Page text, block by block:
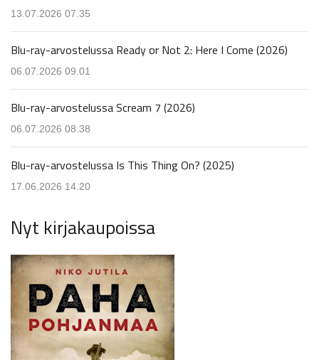
13.07.2026 07.35
Blu-ray-arvostelussa Ready or Not 2: Here I Come (2026)
06.07.2026 09.01
Blu-ray-arvostelussa Scream 7 (2026)
06.07.2026 08.38
Blu-ray-arvostelussa Is This Thing On? (2025)
17.06.2026 14.20
Nyt kirjakaupoissa